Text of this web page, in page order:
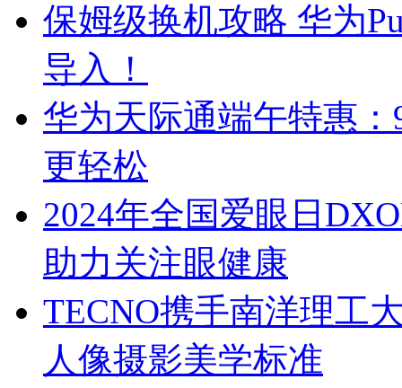
保姆级换机攻略 华为
导入！
华为天际通端午特惠
更轻松
2024年全国爱眼日
助力关注眼健康
TECNO携手南洋理工
人像摄影美学标准